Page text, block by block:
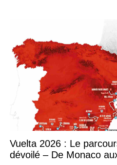
Vuelta 2026 : Le
dévoilé – De Monaco